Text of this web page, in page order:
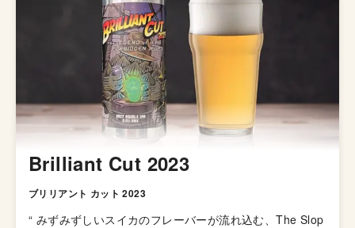
Brilliant Cut 2023
ブリリアント カット 2023
“ みずみずしいスイカのフレーバーが流れ込む、The Slop